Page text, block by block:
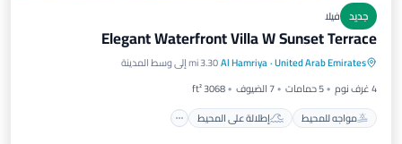
جديد فيلا
Elegant Waterfront Villa W Sunset Terrace
United Arab Emirates
·
Al Hamriya3.30 mi إلى وسط المدينة
4 غرف نوم
5 حمامات 7 الضيوف
3068 ft²
مواجه للمحيط
إطلالة على المحيط
مواجه للمحيط
إطلالة على المحيط
شرفة / تراس
إطلالة